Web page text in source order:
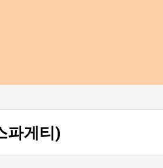
파게티)